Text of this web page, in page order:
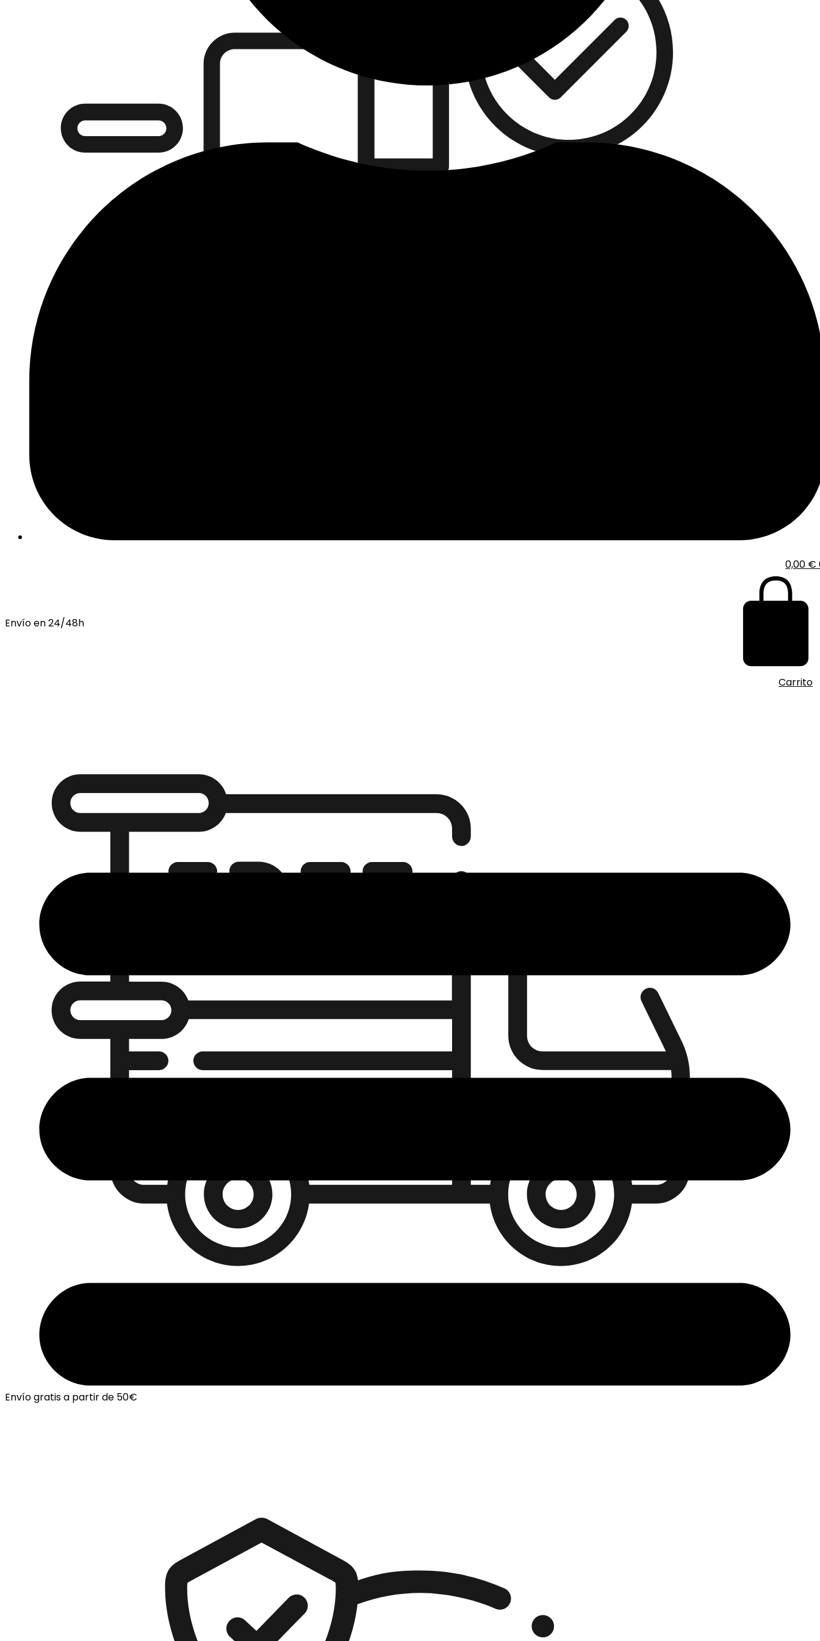
0,00 €
Carrito
Envío en 24/48h
Envío gratis a partir de 50€